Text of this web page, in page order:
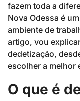
fazem toda a
Nova Odessa é
ambiente de
artigo, vou
dedetização,
escolher a melhor
O que é